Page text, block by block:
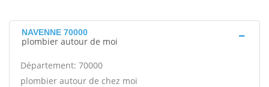
NAVENNE 70000
plombier autour de moi
Département: 70000
plombier autour de chez moi